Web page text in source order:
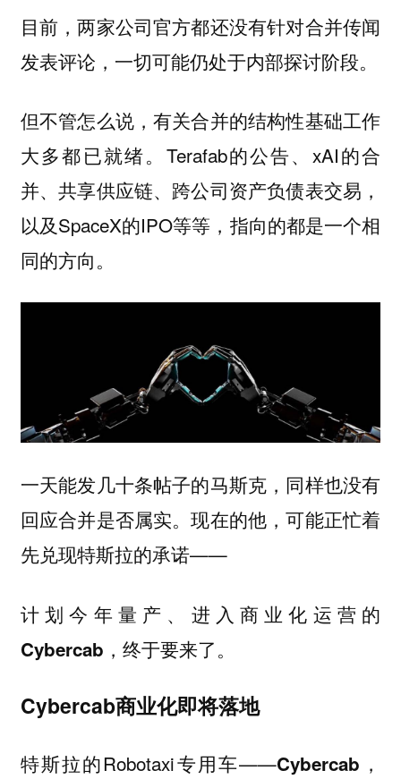
目前，两家公司官方都还没有针对合并传闻
发表评论，一切可能仍处于内部探讨阶段。
但不管怎么说，有关合并的结构性基础工作
大多都已就绪。Terafab的公告、xAI的合
并、共享供应链、跨公司资产负债表交易，
以及SpaceX的IPO等等，指向的都是一个相
同的方向。
一天能发几十条帖子的马斯克 ，同样也没有
回应合并是否属实。现在的他，可能正忙着
先兑现特斯拉的承诺——
计划今年量产、进入商业化运营的
Cybercab ，终于要来了。
Cybercab商业化即将落地
特斯拉的Robotaxi专用车——Cybercab ，